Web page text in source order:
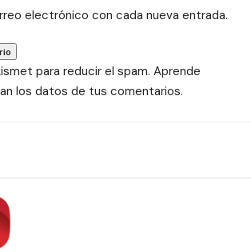
electrónico con cada nueva entrada.
para reducir el spam. Aprende
los datos de tus comentarios.